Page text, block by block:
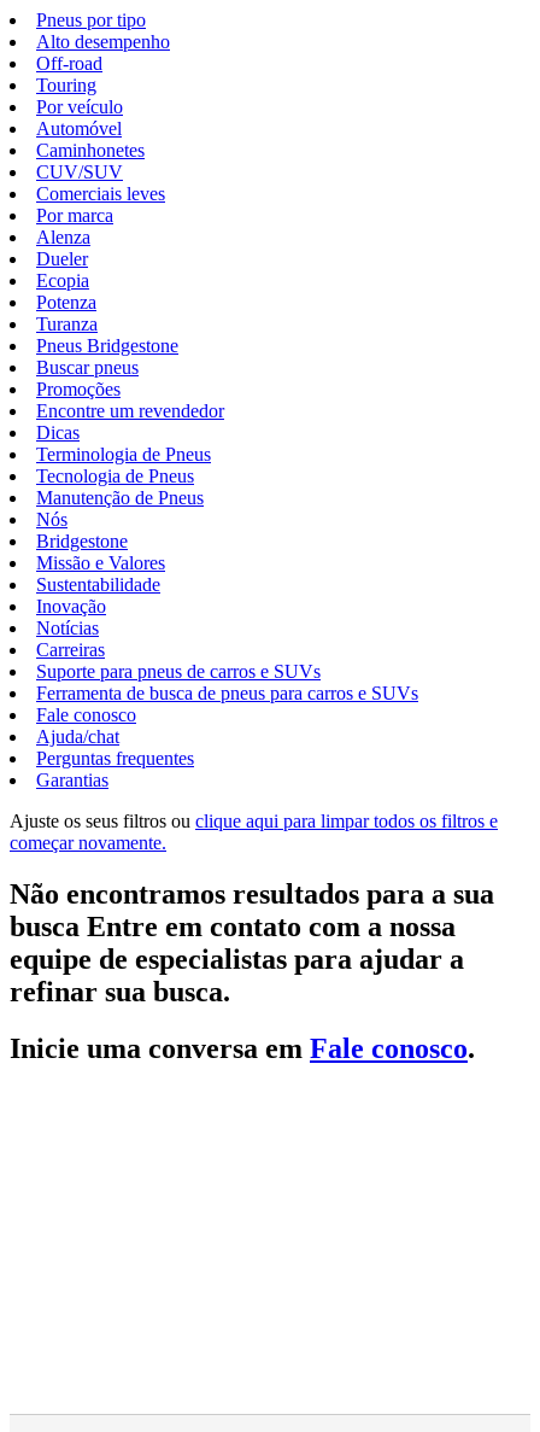
Pneus por tipo
Alto desempenho
Off-road
Touring
Por veículo
Automóvel
Caminhonetes
CUV/SUV
Comerciais leves
Por marca
Alenza
Dueler
Ecopia
Potenza
Turanza
Pneus Bridgestone
Buscar pneus
Promoções
Encontre um revendedor
Dicas
Terminologia de Pneus
Tecnologia de Pneus
Manutenção de Pneus
Nós
Bridgestone
Missão e Valores
Sustentabilidade
Inovação
Notícias
Carreiras
Suporte para pneus de carros e SUVs
Ferramenta de busca de pneus para carros e SUVs
Fale conosco
Ajuda/chat
Perguntas frequentes
Garantias
Ajuste os seus filtros ou clique aqui para limpar todos os filtros e
começar novamente.
Não encontramos resultados para a sua
busca Entre em contato com a nossa
equipe de especialistas para ajudar a
refinar sua busca.
Inicie uma conversa em Fale conosco.